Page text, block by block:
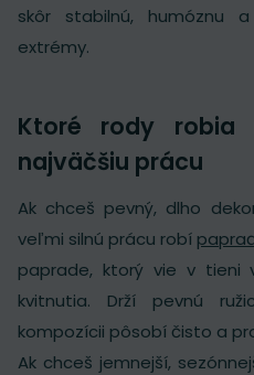
skôr stabilnú, humóznu
extrémy.
Ktoré rody robia
najväčšiu prácu
Ak chceš pevný, dlho
veľmi silnú prácu robí
paprade, ktorý vie v tieni
kvitnutia. Drží pevnú
kompozícii pôsobí čisto a
Ak chceš jemnejší,